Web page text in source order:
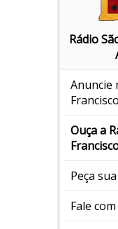
Rádio
Anuncie
Ouça a
Peça
Fale